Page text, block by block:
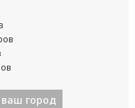
ваш город